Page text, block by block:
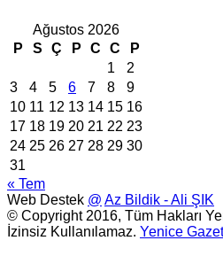
Ağustos 2026
P
S Ç P C C
P
1
2
3
4 5 6 7 8
9
10 11 12 13 14 15 16
17 18 19 20 21 22 23
24 25 26 27 28 29 30
31
« Tem
Web Destek @ Az Bildik - Ali ŞIK
© Copyright 2016, Tüm Hakları
İzinsiz Kullanılamaz. Yenice